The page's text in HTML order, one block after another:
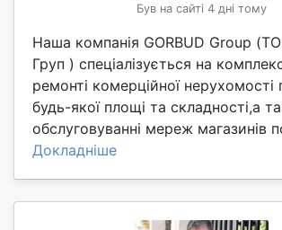
Був на сайті 4 дні тому
Наша компанія GORBUD Group
Груп ) спеціалізується на
ремонті комерційної нерухомості
будь-якої площі та складності,а
обслуговуванні мереж магазинів
Докладніше